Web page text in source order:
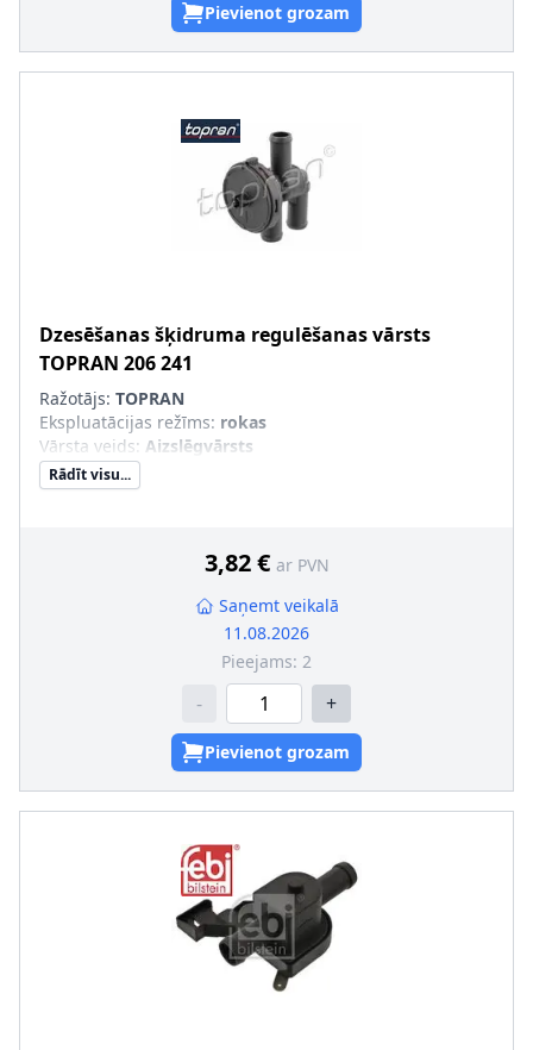
Pievienot grozam
Dzesēšanas šķidruma regulēšanas vārsts
TOPRAN 206 241
Ražotājs: TOPRAN
Ekspluatācijas režīms: rokas
Vārsta veids: Aizslēgvārsts
Rādīt visu...
3,82 € ar PVN
Saņemt veikalā
11.08.2026
Pieejams: 2
- +
Pievienot grozam